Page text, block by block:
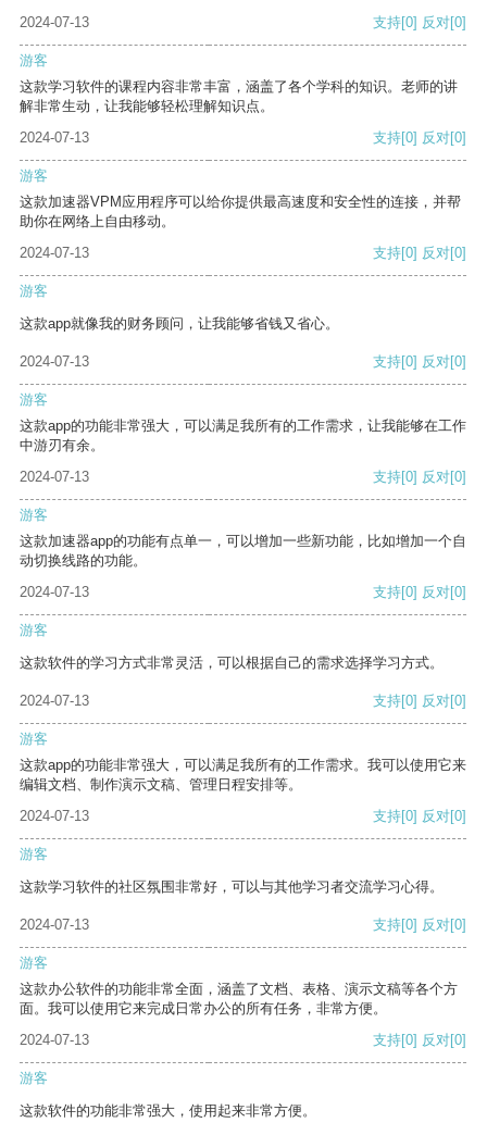
2024-07-13 支持[0] 反对[0]
游客
这款学习软件的课程内容非常丰富，涵盖了各个学科的知识。老师的讲
解非常生动，让我能够轻松理解知识点。
2024-07-13
支持[0] 反对[0]
游客
这款加速器VPM应用程序可以给你提供最高速度和安全性的连接，并帮
助你在网络上自由移动。
2024-07-13
支持[0] 反对[0]
游客
这款app就像我的财务顾问，让我能够省钱又省心。
2024-07-13 支持[0] 反对[0]
游客
这款app的功能非常强大，可以满足我所有的工作需求，让我能够在工作
中游刃有余。
2024-07-13
支持[0] 反对[0]
游客
这款加速器app的功能有点单一，可以增加一些新功能，比如增加一个自
动切换线路的功能。
2024-07-13
支持[0] 反对[0]
游客
这款软件的学习方式非常灵活，可以根据自己的需求选择学习方式。
2024-07-13 支持[0] 反对[0]
游客
这款app的功能非常强大，可以满足我所有的工作需求。我可以使用它来
编辑文档、制作演示文稿、管理日程安排等。
2024-07-13
支持[0] 反对[0]
游客
这款学习软件的社区氛围非常好，可以与其他学习者交流学习心得。
2024-07-13 支持[0] 反对[0]
游客
这款办公软件的功能非常全面，涵盖了文档、表格、演示文稿等各个方
面。我可以使用它来完成日常办公的所有任务，非常方便。
2024-07-13
支持[0] 反对[0]
游客
这款软件的功能非常强大，使用起来非常方便。